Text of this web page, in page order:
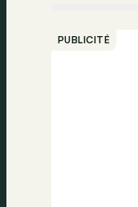
PUBLICITÉ